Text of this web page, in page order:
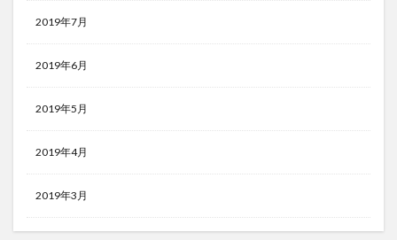
2019年7月
2019年6月
2019年5月
2019年4月
2019年3月